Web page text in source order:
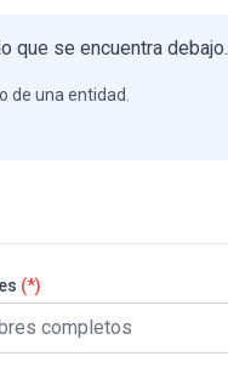
que se encuentra debajo.
de una entidad.
(*)